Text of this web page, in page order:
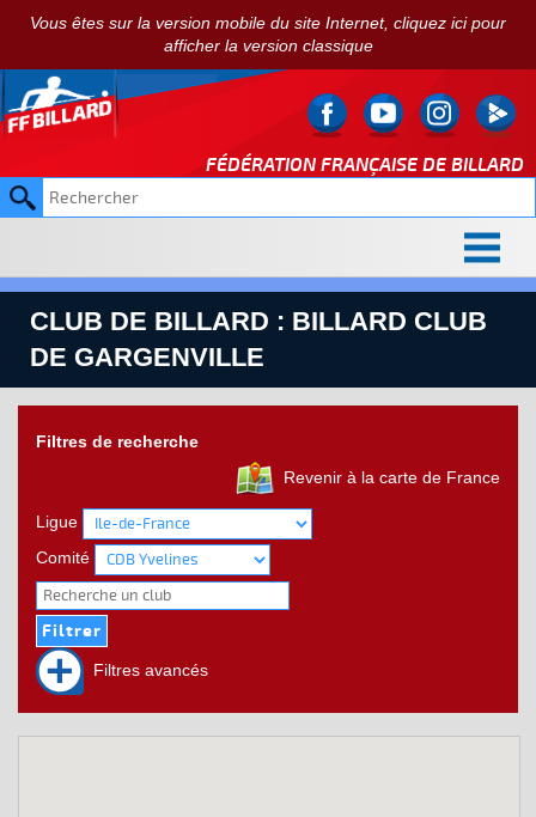
Vous êtes sur la version mobile du site Internet, cliquez ici pour
afficher la version classique
FÉDÉRATION FRANÇAISE DE BILLARD
CLUB DE BILLARD : BILLARD CLUB
DE GARGENVILLE
Filtres de recherche
Revenir à la carte de France
Ligue
Comité
Filtres avancés